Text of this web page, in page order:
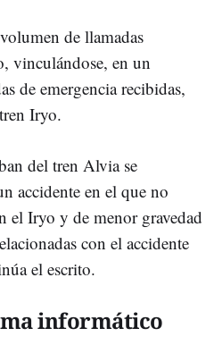
de llamadas
vinculándose, en un
de emergencia recibidas,
Iryo.
del tren Alvia se
accidente en el que no
el Iryo y de menor gravedad
con el accidente
el escrito.
informático